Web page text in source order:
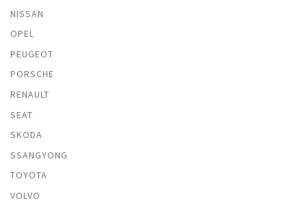
NISSAN
OPEL
PEUGEOT
PORSCHE
RENAULT
SEAT
SKODA
SSANGYONG
TOYOTA
VOLVO